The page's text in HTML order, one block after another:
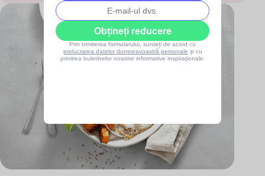
Obțineți reducere
Prin trimiterea formularului, sunteți de acord cu
prelucrarea datelor dumneavoastră personale și cu
primirea buletinelor noastre informative inspiraționale.